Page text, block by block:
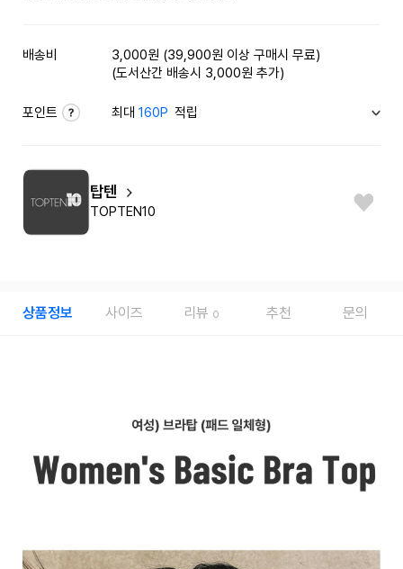
배송비
3,000원 (39,900원 이상 구매시 무료)
(도서산간 배송시 3,000원 추가)
포인트 최대160P 적립
탑텐
TOPTEN10
상품정보 사이즈 리뷰 0 추천 문의